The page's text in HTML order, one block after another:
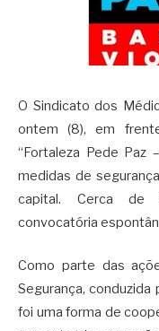
O Sindicato dos
ontem (8), em
“Fortaleza Pede Paz
medidas de
capital. Cerca de
convocatória
Como parte das
Segurança,
foi uma forma de